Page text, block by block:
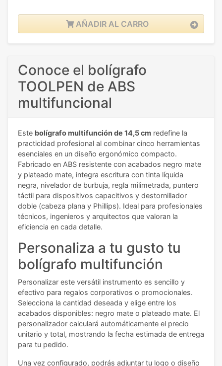
AÑADIR AL CARRO
Conoce el bolígrafo
TOOLPEN de ABS
multifuncional
Este bolígrafo multifunción de 14,5 cm redefine la
practicidad profesional al combinar cinco herramientas
esenciales en un diseño ergonómico compacto.
Fabricado en ABS resistente con acabados negro mate
y plateado mate, integra escritura con tinta líquida
negra, nivelador de burbuja, regla milimetrada, puntero
táctil para dispositivos capacitivos y destornillador
doble (cabeza plana y Phillips). Ideal para profesionales
técnicos, ingenieros y arquitectos que valoran la
eficiencia en cada detalle.
Personaliza a tu gusto tu
bolígrafo multifunción
Personalizar este versátil instrumento es sencillo y
efectivo para regalos corporativos o promocionales.
Selecciona la cantidad deseada y elige entre los
acabados disponibles: negro mate o plateado mate. El
personalizador calculará automáticamente el precio
unitario y total, mostrando la fecha estimada de entrega
para tu pedido.
Una vez configurado, podrás adjuntar tu logo o diseño